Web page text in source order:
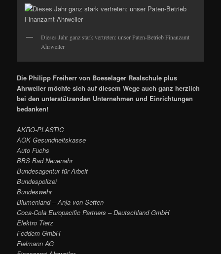
Dieses Jahr ganz stark vertreten: unser Paten-Betrieb Finanzamt
Ahrweiler
Die Philipp Freiherr von Boeselager Realschule plus
Ahrweiler möchte sich auf diesem Wege auch ganz herzlich
bei den unterstützenden Unternehmen und Einrichtungen
bedanken!
AKRO-PLASTIC
AOK Gesundheitskasse
Auto Fuchs
BBS Bad Neuenahr
Bundesagentur für Arbeit
Bundespolizei
Bundeswehr
Blumenland – Anja von Setten
Coca-Cola Europacific Partners – Deutschland GmbH
Elektro Tietz
Feddem GmbH
Fielmann AG